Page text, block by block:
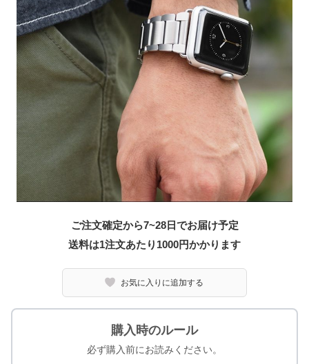
ご注文確定から7~28日でお届け予定
送料は1注文あたり 1000円かかります
お気に入りに追加する
購入時のルール
必ず購入前にお読みください。